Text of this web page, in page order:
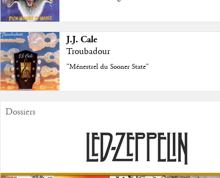
J.J. Cale
Troubadour
"Ménestrel du Sooner State"
Dossiers